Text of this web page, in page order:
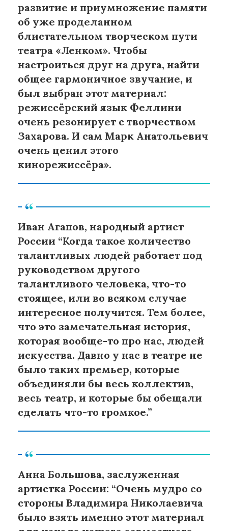
развитие и приумножение памяти
об уже проделанном
блистательном творческом пути
театра «Ленком». Чтобы
настроиться друг на друга, найти
общее гармоничное звучание, и
был выбран этот материал:
режиссёрский язык Феллини
очень резонирует с творчеством
Захарова. И сам Марк Анатольевич
очень ценил этого
кинорежиссёра».
Иван Агапов, народный артист
России “Когда такое количество
талантливых людей работает под
руководством другого
талантливого человека, что-то
стоящее, или во всяком случае
интересное получится. Тем более,
что это замечательная история,
которая вообще-то про нас, людей
искусства. Давно у нас в театре не
было таких премьер, которые
объединяли бы весь коллектив,
весь театр, и которые бы обещали
сделать что-то громкое.”
Анна Большова, заслуженная
артистка России: “Очень мудро со
стороны Владимира Николаевича
было взять именно этот материал